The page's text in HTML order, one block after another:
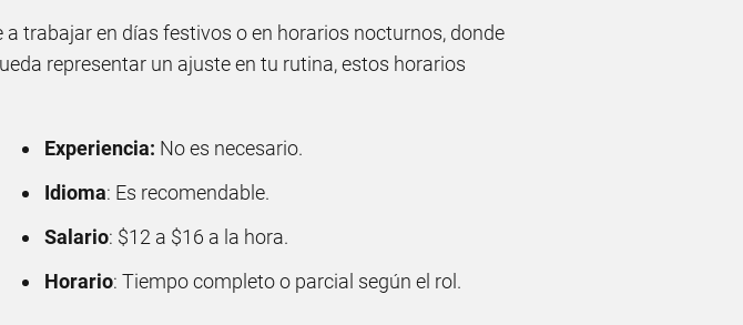
trabajar en días festivos o en horarios nocturnos, donde
representar un ajuste en tu rutina, estos horarios
Experiencia: No es necesario.
Idioma: Es recomendable.
Salario: $12 a $16 a la hora.
Horario: Tiempo completo o parcial según el rol.